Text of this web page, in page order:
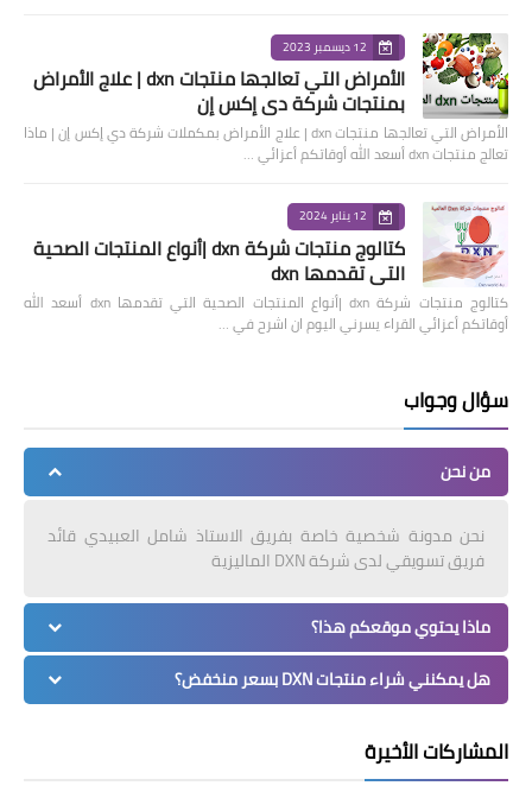
12 ديسمبر 2023
الأمراض التي تعالجها منتجات dxn | علاج الأمراض
بمنتجات شركة دي إكس إن
الأمراض التي تعالجها منتجات dxn | علاج الأمراض بمكملات شركة دي إكس إن | ماذا
تعالج منتجات dxn أسعد الله أوقاتكم أعزائي …
12 يناير 2024
كتالوج منتجات شركة dxn |أنواع المنتجات الصحية
التي تقدمها dxn
كتالوج منتجات شركة dxn |أنواع المنتجات الصحية التي تقدمها dxn أسعد الله
أوقاتكم أعزائي القراء يسرني اليوم ان اشرح في …
سؤال وجواب
من نحن
نحن مدونة شخصية خاصة بفريق الاستاذ شامل العبيدي قائد
فريق تسويقي لدى شركة DXN الماليزية
ماذا يحتوي موقعكم هذا؟
هل يمكنني شراء منتجات DXN بسعر منخفض؟
المشاركات الأخيرة